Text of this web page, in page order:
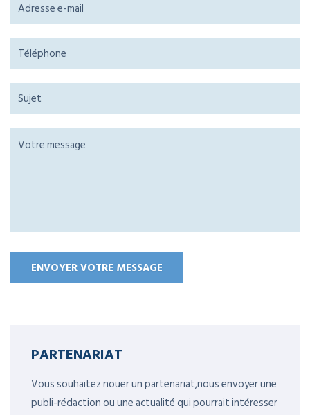
PARTENARIAT
Vous souhaitez nouer un partenariat,nous envoyer une
publi-rédaction ou une actualité qui pourrait intéresser